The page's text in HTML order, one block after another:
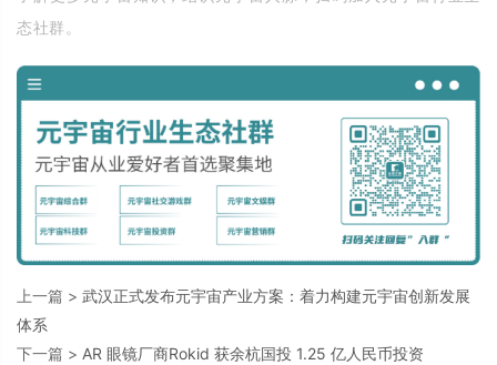
态社群。
上一篇 > 武汉正式发布元宇宙产业方案：着力构建元宇宙创新发展
体系
下一篇 > AR 眼镜厂商Rokid 获余杭国投 1.25 亿人民币投资